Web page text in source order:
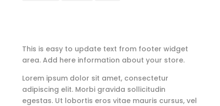
This is easy to update text from footer widget
area. Add here information about your store.
Lorem ipsum dolor sit amet, consectetur
adipiscing elit. Morbi gravida sollicitudin
egestas. Ut lobortis eros vitae mauris cursus, vel